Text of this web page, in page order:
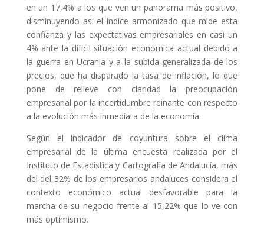
en un 17,4% a los que ven un panorama más positivo,
disminuyendo así el índice armonizado que mide esta
confianza y las expectativas empresariales en casi un
4% ante la difícil situación económica actual debido a
la guerra en Ucrania y a la subida generalizada de los
precios, que ha disparado la tasa de inflación, lo que
pone de relieve con claridad la preocupación
empresarial por la incertidumbre reinante con respecto
a la evolución más inmediata de la economía.
Según el indicador de coyuntura sobre el clima
empresarial de la última encuesta realizada por el
Instituto de Estadística y Cartografía de Andalucía, más
del del 32% de los empresarios andaluces considera el
contexto económico actual desfavorable para la
marcha de su negocio frente al 15,22% que lo ve con
más optimismo.